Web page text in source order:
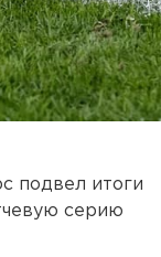
подвел итоги
серию